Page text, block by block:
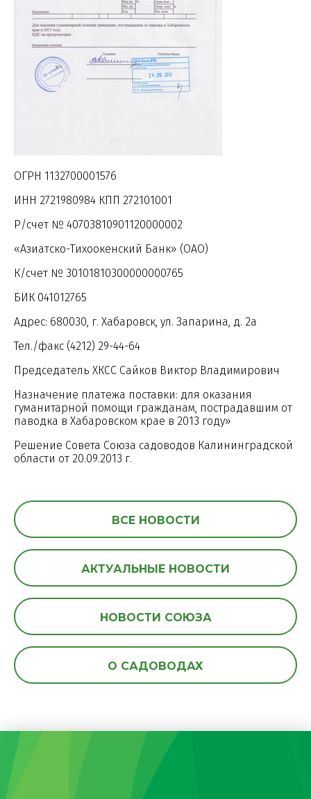
ОГРН 1132700001576
ИНН 2721980984 КПП 272101001
Р/счет № 40703810901120000002
«Азиатско-Тихоокенский Банк» (ОАО)
К/счет № 30101810300000000765
БИК 041012765
Адрес: 680030, г. Хабаровск, ул. Запарина, д. 2а
Тел./факс (4212) 29-44-64
Председатель ХКСС Сайков Виктор Владимирович
Назначение платежа поставки: для оказания
гуманитарной помощи гражданам, пострадавшим от
паводка в Хабаровском крае в 2013 году»
Решение Совета Союза садоводов Калининградской
области от 20.09.2013 г.
ВСЕ НОВОСТИ
АКТУАЛЬНЫЕ НОВОСТИ
НОВОСТИ СОЮЗА
О САДОВОДАХ